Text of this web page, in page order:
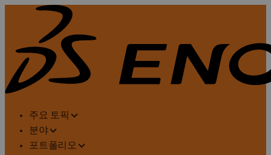
주요 토픽
분야
포트폴리오